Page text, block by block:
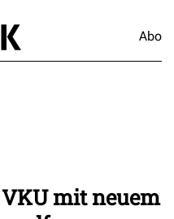
Abo
mit neuem